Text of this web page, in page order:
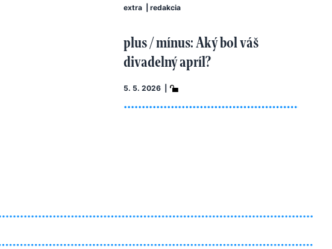
extra redakcia
plus / mínus: Aký bol váš
divadelný apríl?
5. 5. 2026 |